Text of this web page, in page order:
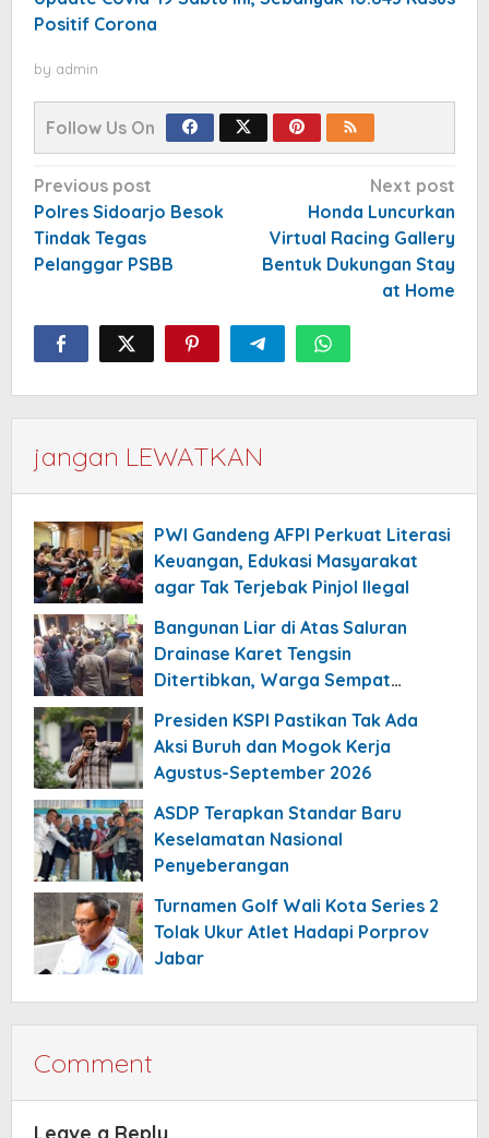
Positif Corona
by admin
Follow Us On
Post
navigation
Previous post
Polres Sidoarjo Besok
Tindak Tegas
Pelanggar PSBB
Next post
Honda Luncurkan
Virtual Racing Gallery
Bentuk Dukungan Stay
at Home
jangan LEWATKAN
PWI Gandeng AFPI Perkuat Literasi
Keuangan, Edukasi Masyarakat
agar Tak Terjebak Pinjol Ilegal
Bangunan Liar di Atas Saluran
Drainase Karet Tengsin
Ditertibkan, Warga Sempat
Presiden KSPI Pastikan Tak Ada
Aksi Buruh dan Mogok Kerja
Agustus-September 2026
ASDP Terapkan Standar Baru
Keselamatan Nasional
Penyeberangan
Turnamen Golf Wali Kota Series 2
Tolak Ukur Atlet Hadapi Porprov
Jabar
Comment
Leave a Reply